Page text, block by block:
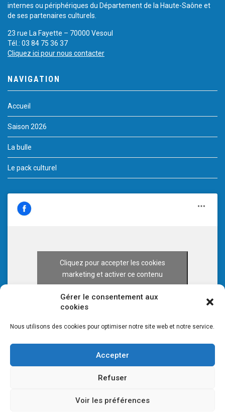
Gérer le consentement aux
cookies
Nous utilisons des cookies pour optimiser notre site web et notre service.
Accepter
Refuser
Voir les préférences
internes ou périphériques du Département de la Haute-Saône et
de ses partenaires culturels.
23 rue La Fayette – 70000 Vesoul
Tél.: 03 84 75 36 37
Cliquez ici pour nous contacter
NAVIGATION
Accueil
Saison 2026
La bulle
Le pack culturel
Cliquez pour accepter les cookies
marketing et activer ce contenu
© 2026 CULTURE 70 -Mentions légales-